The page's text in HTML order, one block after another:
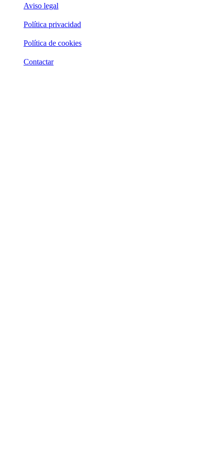
Aviso legal
Política privacidad
Política de cookies
Contactar